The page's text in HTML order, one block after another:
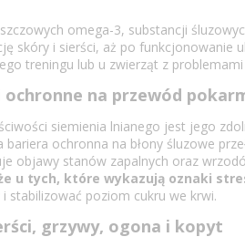
omega-3, substancji
skóry i sierści, aż po funkcjonowanie
treningu lub u zwierząt z
ochronne na przewód
siemienia lnianego jest jego
ochronna na błony śluzowe
objawy stanów zapalnych oraz
u tych, które wykazują oznaki
stabilizować poziom cukru we krwi.
grzywy, ogona i kopyt